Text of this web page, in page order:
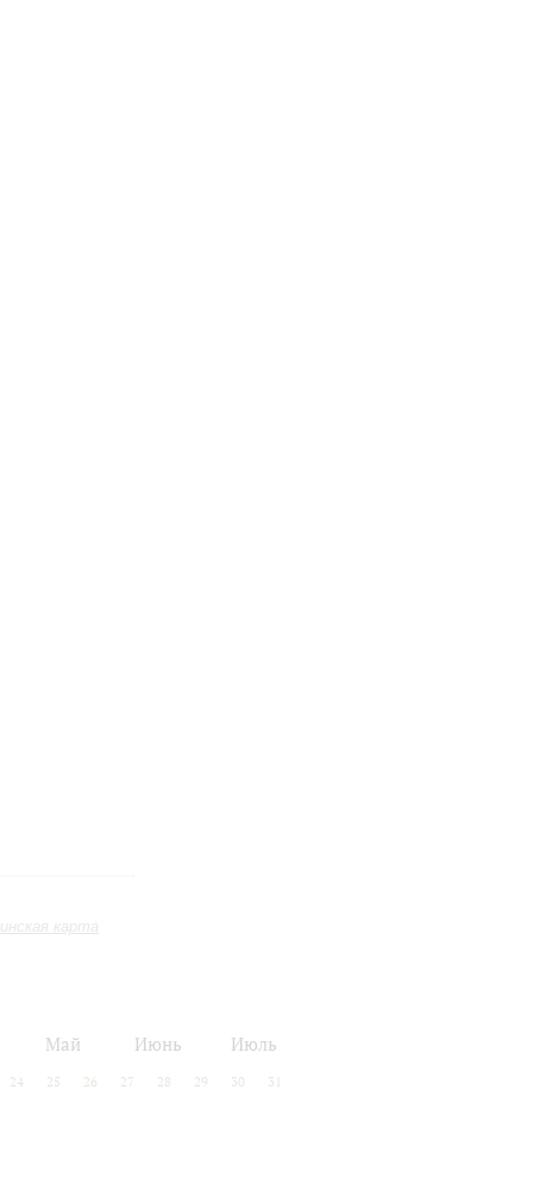
карта
Май Июнь Июль
24 25 26 27 28 29 30 31